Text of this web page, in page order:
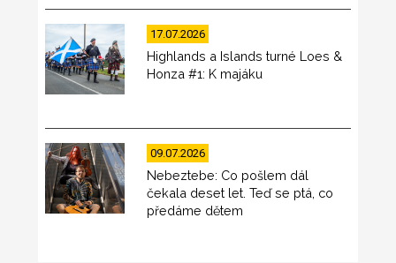
17.07.2026
Highlands a Islands turné Loes &
Honza #1: K majáku
09.07.2026
Nebeztebe: Co pošlem dál
čekala deset let. Teď se ptá, co
předáme dětem